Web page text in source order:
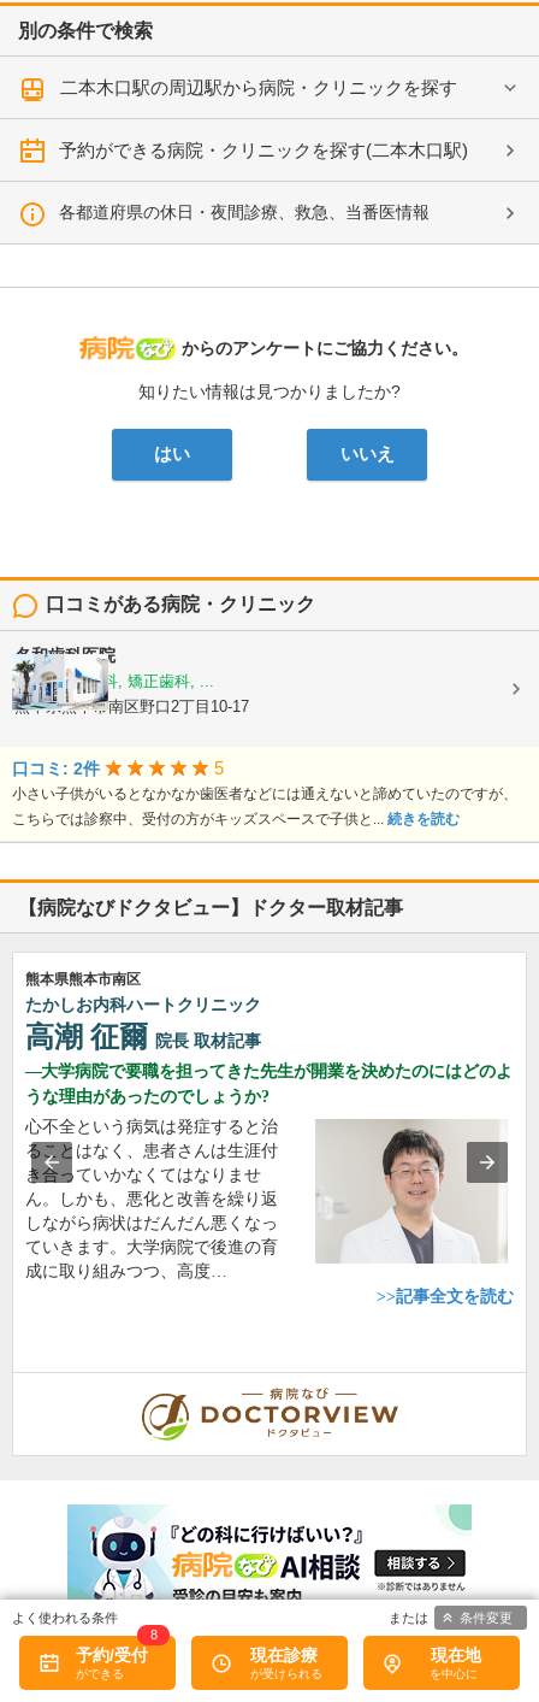
別の条件で検索
二本木口駅の周辺駅から病院・クリニックを探す
予約ができる病院・クリニックを探す(二本木口駅)
各都道府県の休日・夜間診療、救急、当番医情報
病院なび
からのアンケートにご協力ください。
知りたい情報は見つかりましたか?
はい いいえ
口コミがある病院・クリニック
名和歯科医院
歯科, 小児歯科, 矯正歯科, ...
熊本県熊本市南区野口2丁目10-17
口コミ: 2件 5
小さい子供がいるとなかなか歯医者などには通えないと諦めていたのですが、
こちらでは診察中、受付の方がキッズスペースで子供と... 続きを読む
【病院なびドクタビュー】ドクター取材記事
熊本県熊本市南区
たかしお内科ハートクリニック
高潮 征爾 院長 取材記事
大学病院で要職を担ってきた先生が開業を決めたのにはどのよ
うな理由があったのでしょうか?
心不全という病気は発症すると治
ることはなく、患者さんは生涯付
き合っていかなくてはなりませ
ん。しかも、悪化と改善を繰り返
しながら病状はだんだん悪くなっ
ていきます。大学病院で後進の育
成に取り組みつつ、高度…
>>記事全文を読む
予約/受付
8
現在診療 現在地
条件変更